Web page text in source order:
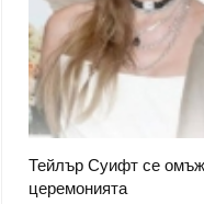
Тейлър Суифт се
церемонията